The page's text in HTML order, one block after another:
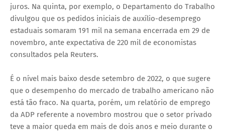
juros. Na quinta, por exemplo, o Departamento do Trabalho
divulgou que os pedidos iniciais de auxílio-desemprego
estaduais somaram 191 mil na semana encerrada em 29 de
novembro, ante expectativa de 220 mil de economistas
consultados pela Reuters.
É o nível mais baixo desde setembro de 2022, o que sugere
que o desempenho do mercado de trabalho americano não
está tão fraco. Na quarta, porém, um relatório de emprego
da ADP referente a novembro mostrou que o setor privado
teve a maior queda em mais de dois anos e meio durante o